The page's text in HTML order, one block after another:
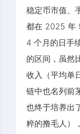
稳定币市值、
都在 2025 年
4 个月的日手
的区间，虽然
收入（平均单
链中也名列前
也终于培养出
粹的撸毛人）